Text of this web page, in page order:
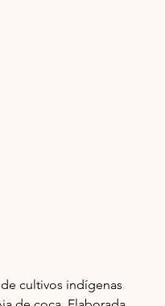
cultivos indígenas